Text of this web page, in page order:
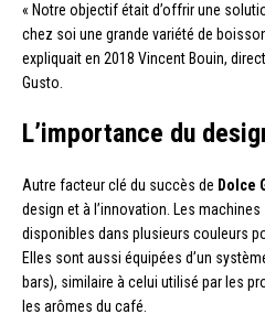
« Notre objectif était d’offrir une
chez soi une grande variété de
expliquait en 2018 Vincent Bouin,
Gusto.
L’importance du
Autre facteur clé du succès de Dolce
design et à l’innovation. Les
disponibles dans plusieurs couleurs
Elles sont aussi équipées d’un
bars), similaire à celui utilisé par les
les arômes du café.